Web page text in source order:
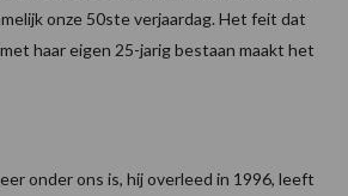
onze 50ste verjaardag. Het feit dat
haar eigen 25-jarig bestaan maakt het
onder ons is, hij overleed in 1996, leeft